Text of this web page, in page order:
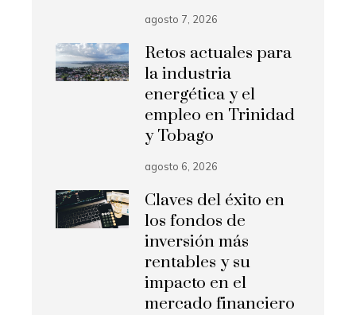
agosto 7, 2026
Retos actuales para
la industria
energética y el
empleo en Trinidad
y Tobago
agosto 6, 2026
Claves del éxito en
los fondos de
inversión más
rentables y su
impacto en el
mercado financiero